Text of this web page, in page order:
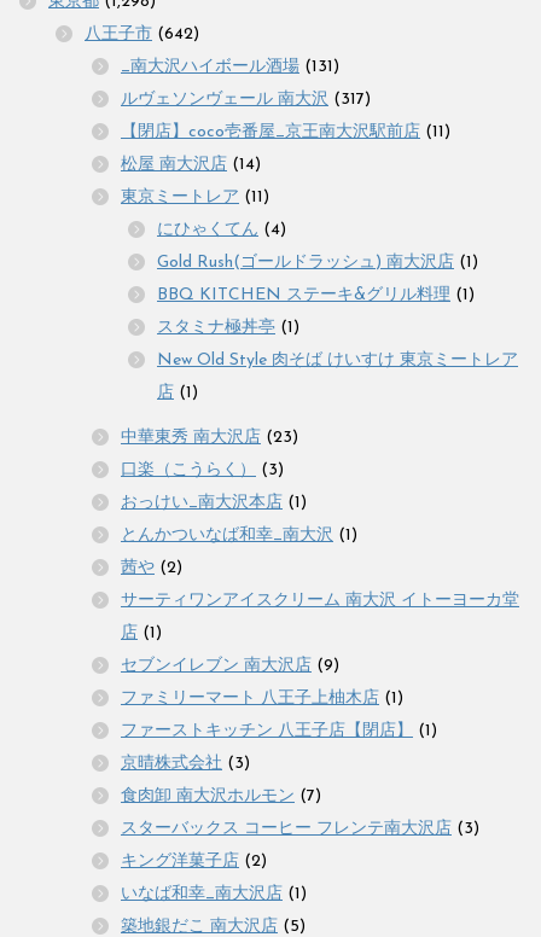
八王子市 (642)
_南大沢ハイボール酒場 (131)
ルヴェソンヴェール 南大沢 (317)
【閉店】coco壱番屋_京王南大沢駅前店 (11)
松屋 南大沢店 (14)
東京ミートレア (11)
にひゃくてん (4)
Gold Rush(ゴールドラッシュ) 南大沢店 (1)
BBQ KITCHEN ステーキ&グリル料理 (1)
スタミナ極丼亭 (1)
New Old Style 肉そば けいすけ 東京ミートレア
店 (1)
中華東秀 南大沢店 (23)
口楽（こうらく）
(3)
おっけい_南大沢本店 (1)
とんかついなば和幸_南大沢 (1)
茜や (2)
サーティワンアイスクリーム 南大沢 イトーヨーカ堂
店 (1)
セブンイレブン 南大沢店 (9)
ファミリーマート 八王子上柚木店 (1)
ファーストキッチン 八王子店【閉店】
(1)
京晴株式会社 (3)
食肉卸 南大沢ホルモン (7)
スターバックス コーヒー フレンテ南大沢店 (3)
キング洋菓子店 (2)
いなば和幸_南大沢店 (1)
築地銀だこ 南大沢店 (5)